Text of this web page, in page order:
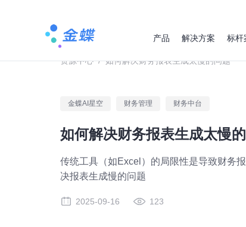
产品 解决方案 标杆
资源中心 / 如何解决财务报表生成太慢的问题
金蝶AI星空 财务管理 财务中台
如何解决财务报表生成太慢
传统工具（如Excel）的局限性是导致财务
决报表生成慢的问题
2025-09-16 123